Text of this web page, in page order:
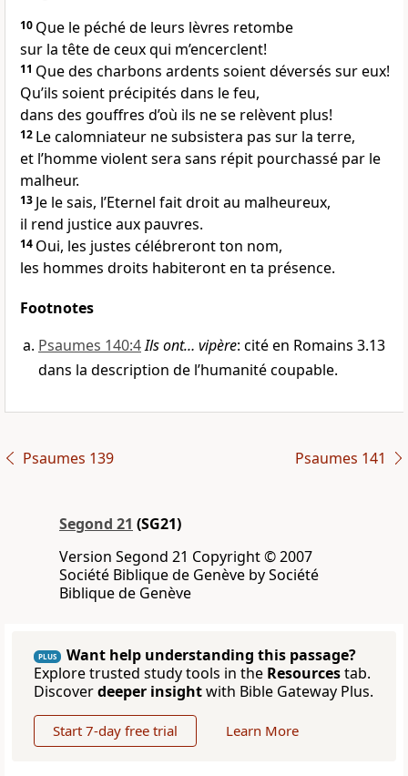
10 Que le péché de leurs lèvres retombe
sur la tête de ceux qui m’encerclent!
11 Que des charbons ardents soient déversés sur eux!
Qu’ils soient précipités dans le feu,
dans des gouffres d’où ils ne se relèvent plus!
12 Le calomniateur ne subsistera pas sur la terre,
et l’homme violent sera sans répit pourchassé par le
malheur.
13 Je le sais, l’Eternel fait droit au malheureux,
il rend justice aux pauvres.
14 Oui, les justes célébreront ton nom,
les hommes droits habiteront en ta présence.
Footnotes
Psaumes 140:4Ils ont… vipère: cité en Romains 3.13
dans la description de l’humanité coupable.
Psaumes 139 Psaumes 141
Segond 21 (SG21)
Version Segond 21 Copyright © 2007
Société Biblique de Genève by Société
Biblique de Genève
PLUS
Want help understanding this passage?
Explore trusted study tools in the Resourcestab.
Discoverdeeper insightwith Bible Gateway Plus.
Start 7-day free trial Learn More